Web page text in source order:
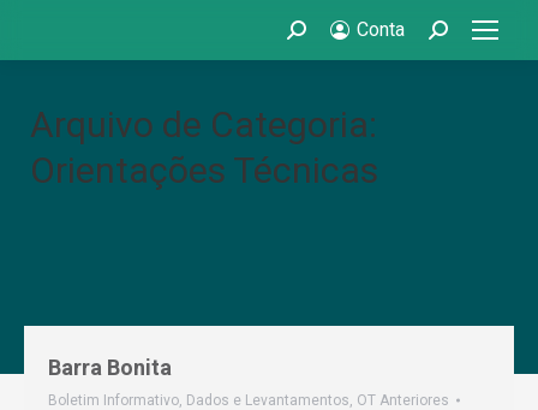
Search: Conta Search:
Arquivo de Categoria:
Orientações Técnicas
Barra Bonita
Boletim Informativo, Dados e Levantamentos, OT Anteriores